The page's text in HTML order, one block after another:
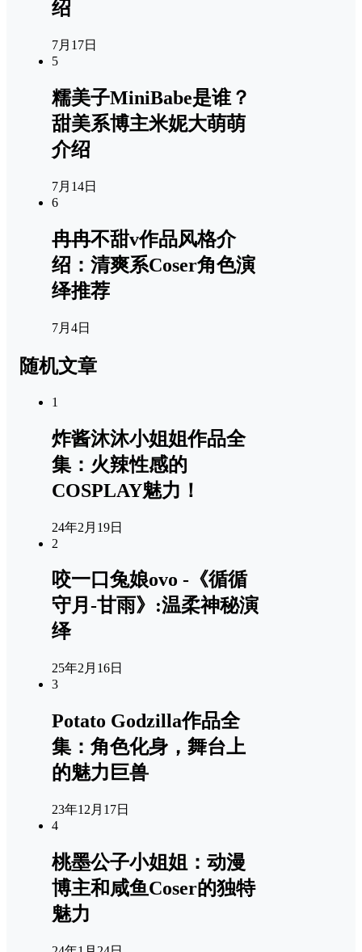
绍
7月17日
5
糯美子MiniBabe是谁？
甜美系博主米妮大萌萌
介绍
7月14日
6
冉冉不甜v作品风格介
绍：清爽系Coser角色演
绎推荐
7月4日
随机文章
1
炸酱沐沐小姐姐作品全
集：火辣性感的
COSPLAY魅力！
24年2月19日
2
咬一口兔娘ovo -《循循
守月-甘雨》:温柔神秘演
绎
25年2月16日
3
Potato Godzilla作品全
集：角色化身，舞台上
的魅力巨兽
23年12月17日
4
桃墨公子小姐姐：动漫
博主和咸鱼Coser的独特
魅力